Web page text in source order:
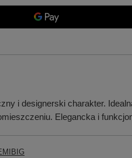
i designerski charakter.
Elegancka i